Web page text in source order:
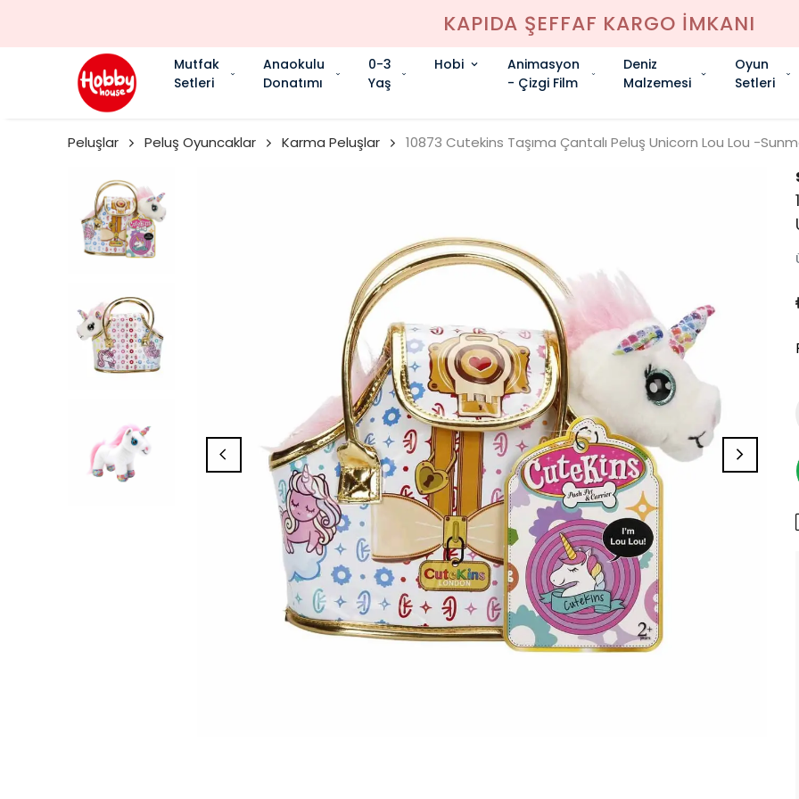
KAPIDA ŞEFFAF KARGO İMKANI
Mutfak
Setleri
Anaokulu
Donatımı
0-3
Yaş
Hobi
Animasyon
- Çizgi Film
Deniz
Malzemesi
Oyun
Setleri
Peluşlar Peluş Oyuncaklar Karma Peluşlar 10873 Cutekins Taşıma Çantalı Peluş Unicorn Lou Lou -